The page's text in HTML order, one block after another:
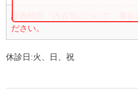
診療時間・内容等について、事前
ださい。
休診日:火、日、祝